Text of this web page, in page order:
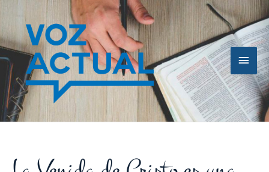
contenido